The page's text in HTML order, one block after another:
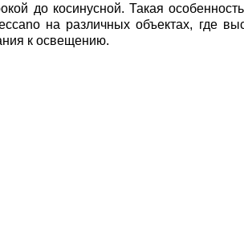
до косинусной. Такая
на различных объектах, где
к освещению.